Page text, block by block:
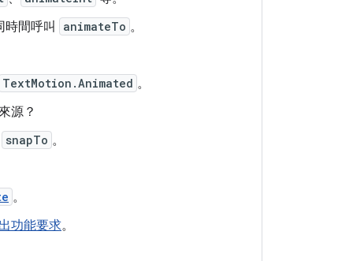
時間呼叫
animateTo 。
TextMotion.Animated 。
源？
snapTo 。
。
功能要求。